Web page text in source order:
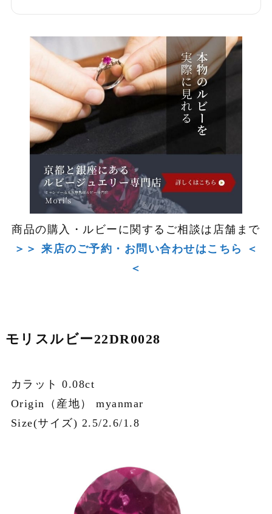
商品の購入・ルビーに関するご相談は店舗まで
＞＞ 来店のご予約・お問い合わせはこちら ＜
＜
モリスルビー22DR0028
カラット 0.08ct
Origin（産地） myanmar
Size(サイズ) 2.5/2.6/1.8